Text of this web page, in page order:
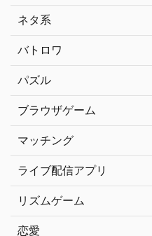
ネタ系
バトロワ
パズル
ブラウザゲーム
マッチング
ライブ配信アプリ
リズムゲーム
恋愛